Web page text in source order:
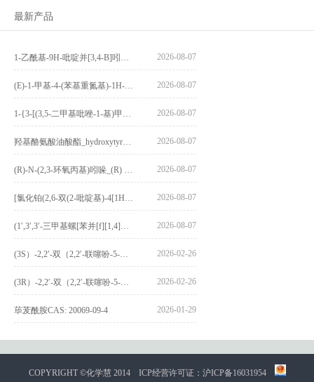
最新产品
2026-08-07
2026-08-07
2026-08-07
2026-08-07
2026-08-07
2026-08-07
2026-08-07
2026-02-26
2026-02-26
荜茇酰胺CAS: 20069-09-4 2026-01-29
COPYRIGHT ©化学慧 2014 ICP经营许可证：沪ICP备16031954